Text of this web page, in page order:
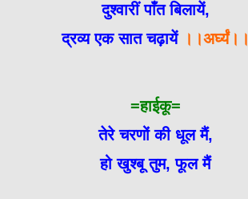
दुश्वारीं पाँत बिलायें,
द्रव्य एक सात चढ़ायें ।।अर्घ्यं।।
=हाईकू=
तेरे चरणों की धूल मैं,
हो खुश्बू तुम, फूल मैं